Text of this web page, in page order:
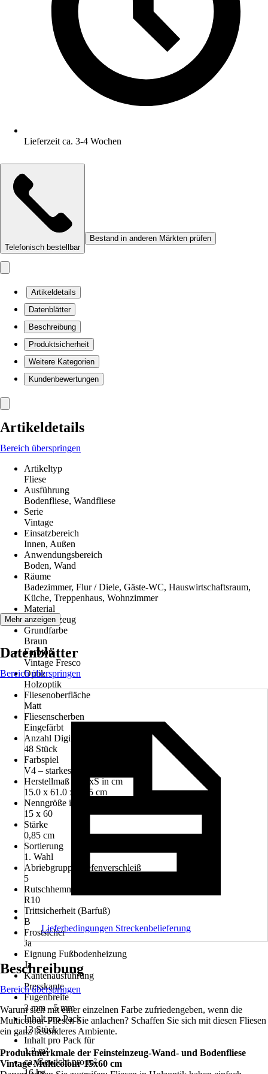
Lieferzeit ca. 3-4 Wochen
Telefonisch bestellbar
Bestand in anderen Märkten prüfen
Artikeldetails
Datenblätter
Beschreibung
Produktsicherheit
Weitere Kategorien
Kundenbewertungen
Artikeldetails
Bereich überspringen
Artikeltyp
Fliese
Ausführung
Bodenfliese, Wandfliese
Serie
Vintage
Einsatzbereich
Innen, Außen
Anwendungsbereich
Boden, Wand
Räume
Badezimmer, Flur / Diele, Gäste-WC, Hauswirtschaftsraum,
Küche, Treppenhaus, Wohnzimmer
Material
Feinsteinzeug
Grundfarbe
Braun
Farbton
Vintage Fresco
Optik
Holzoptik
Fliesenoberfläche
Matt
Fliesenscherben
Eingefärbt
Anzahl Digitaldruck-Dekore ca.
48 Stück
Farbspiel
V4 – starkes Farbspiel
Herstellmaß BxLxS in cm
15.0 x 61.0 x 0.85 cm
Nenngröße in cm
15 x 60
Stärke
0,85 cm
Sortierung
1. Wahl
Abriebgruppe/Tiefenverschleiß
5
Rutschhemmung
R10
Trittsicherheit (Barfuß)
B
Frostsicher
Ja
Eignung Fußbodenheizung
Ja
Kantenausführung
Presskante
Fugenbreite
3 mm - 5 mm
Inhalt pro Pack
13 Stück
Inhalt pro Pack für
1,2 m²
ca. Gewicht pro m²
Mehr anzeigen
Datenblätter
Bereich überspringen
Lieferbedingungen Streckenbelieferung
Beschreibung
Bereich überspringen
Warum sich mit einer einzelnen Farbe zufriedengeben, wenn die
Multicolour-Fliesen Sie anlachen? Schaffen Sie sich mit diesen Fliesen
ein ganz besonderes Ambiente.
Produktmerkmale der Feinsteinzeug-Wand- und Bodenfliese
Vintage Multicolour 15x60 cm